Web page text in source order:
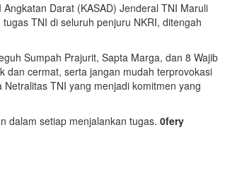
Darat (KASAD) Jenderal TNI Maruli
TNI di seluruh penjuru NKRI, ditengah
Sumpah Prajurit, Sapta Marga, dan 8 Wajib
dan cermat, serta jangan mudah terprovokasi
TNI yang menjadi komitmen yang
dalam setiap menjalankan tugas. 0fery